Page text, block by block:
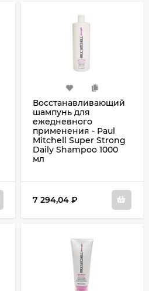
Восстанавливающий
шампунь для
ежедневного
применения - Paul
Mitchell Super Strong
Daily Shampoo 1000
мл
7 294,04 ₽